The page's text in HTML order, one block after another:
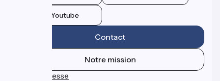
Youtube
Contact
Notre mission
Espace Presse